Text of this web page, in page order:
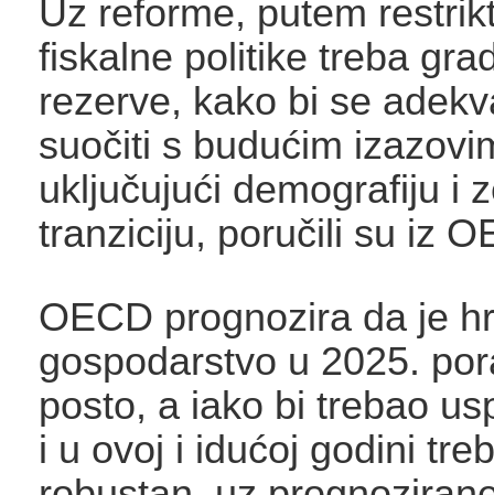
Uz reforme, putem
fiskalne politike treba
rezerve, kako bi se
suočiti s budućim
uključujući demografiju i
tranziciju, poručili su iz
OECD prognozira da je
gospodarstvo u 2025.
posto, a iako bi trebao
i u ovoj i idućoj godini